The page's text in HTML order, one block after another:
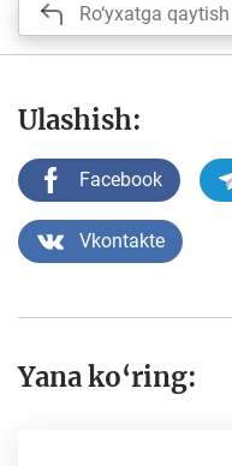
Ro‘yxatga qaytish
Ulashish:
Facebook
Vkontakte
Yana ko‘ring: